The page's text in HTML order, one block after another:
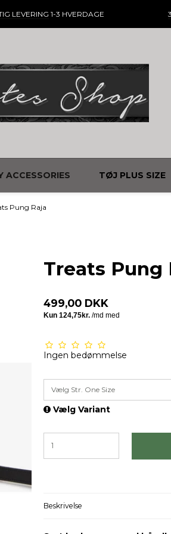
LEVERING 1-3 HVERDAGE
ACCESSORIES TØJ PLUS SIZE
Pung Raja
Treats Pung
499,00 DKK
Ingen bedømmelse
Vælg Str. One Size
Vælg Variant
Beskrivelse